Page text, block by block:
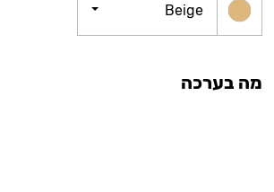
Beige
מה בערכה